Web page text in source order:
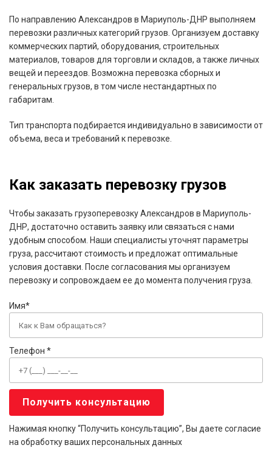
По направлению Александров в Мариуполь-ДНР выполняем
перевозки различных категорий грузов. Организуем доставку
коммерческих партий, оборудования, строительных
материалов, товаров для торговли и складов, а также личных
вещей и переездов. Возможна перевозка сборных и
генеральных грузов, в том числе нестандартных по
габаритам.
Тип транспорта подбирается индивидуально в зависимости от
объема, веса и требований к перевозке.
Как заказать перевозку грузов
Чтобы заказать грузоперевозку Александров в Мариуполь-
ДНР, достаточно оставить заявку или связаться с нами
удобным способом. Наши специалисты уточнят параметры
груза, рассчитают стоимость и предложат оптимальные
условия доставки. После согласования мы организуем
перевозку и сопровождаем ее до момента получения груза.
Имя*
Телефон *
Нажимая кнопку “Получить консультацию”, Вы даете согласие
на обработку ваших персональных данных